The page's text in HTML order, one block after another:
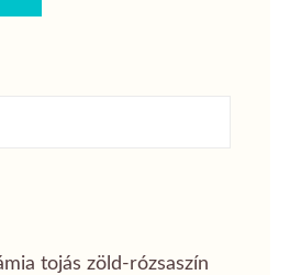
tojás zöld-rózsaszín